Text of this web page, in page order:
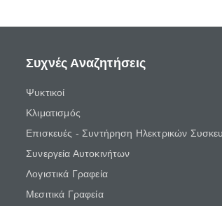
Συχνές Αναζητήσεις
Ψυκτικοί
Κλιματισμός
Επισκευές - Συντήρηση Ηλεκτρικών
Συνεργεία Αυτοκινήτων
Λογιστικά Γραφεία
Μεσιτικά Γραφεία